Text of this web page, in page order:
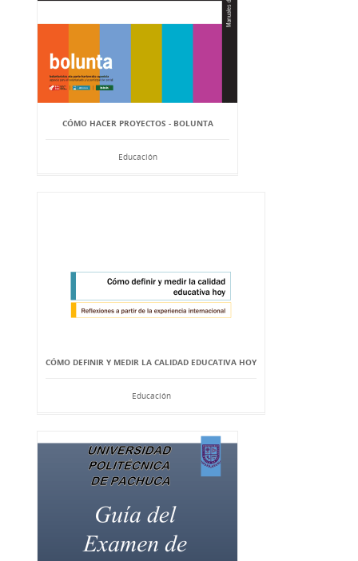
CÓMO HACER PROYECTOS - BOLUNTA
Educación
CÓMO DEFINIR Y MEDIR LA CALIDAD EDUCATIVA HOY
Educación